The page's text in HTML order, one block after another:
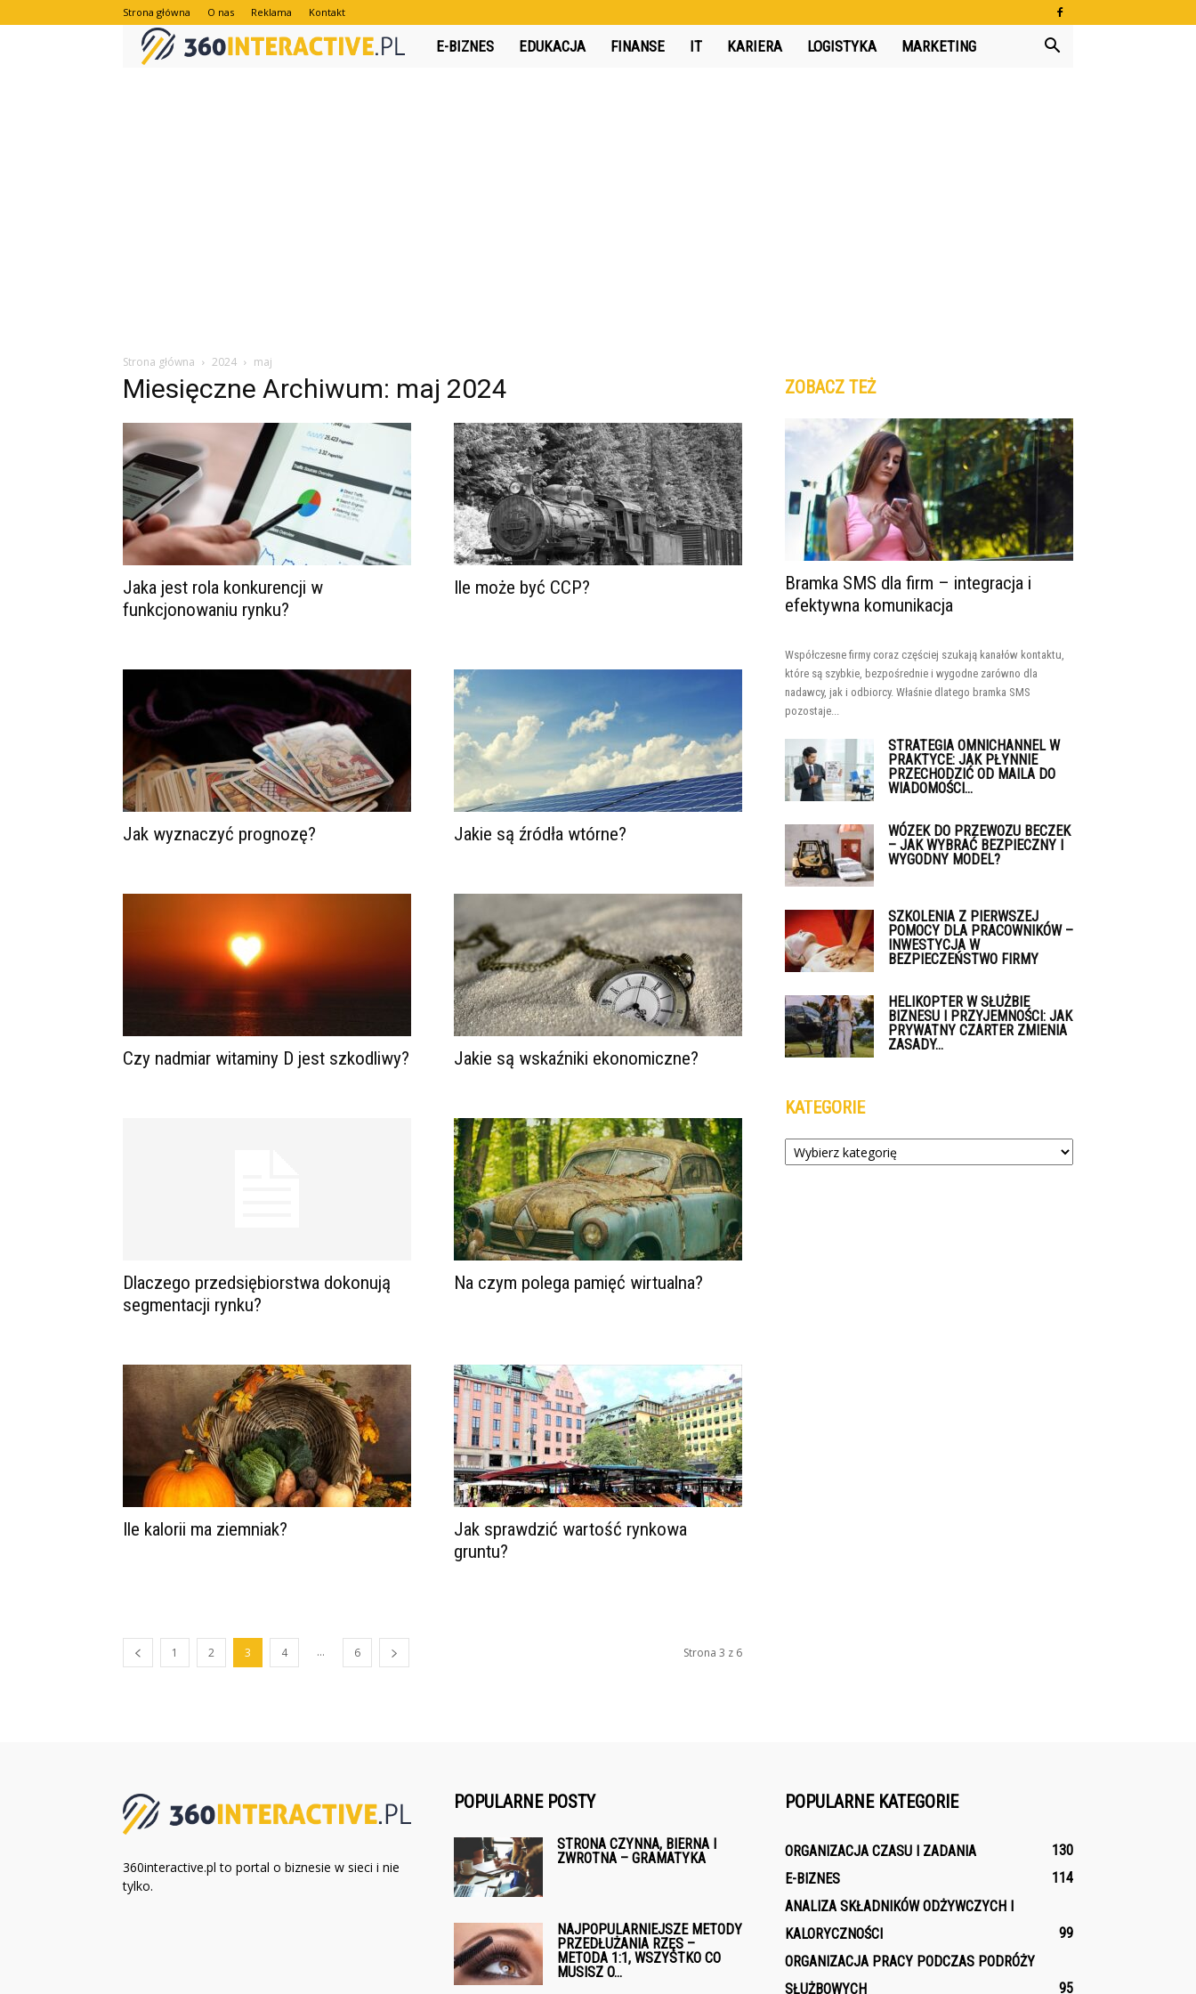
Strona główna O nas Reklama Kontakt
360interactive.pl
E-BIZNES EDUKACJA FINANSE IT KARIERA LOGISTYKA MARKETING
Strona główna 2024 maj
Miesięczne Archiwum: maj 2024
Jaka jest rola konkurencji w
funkcjonowaniu rynku?
Ile może być CCP?
Jak wyznaczyć prognozę? Jakie są źródła wtórne?
Czy nadmiar witaminy D jest szkodliwy? Jakie są wskaźniki ekonomiczne?
Dlaczego przedsiębiorstwa dokonują
segmentacji rynku?
Na czym polega pamięć wirtualna?
Ile kalorii ma ziemniak?
Jak sprawdzić wartość rynkowa
gruntu?
1 2 3 4 ... 6 Strona 3 z 6
ZOBACZ TEŻ
Bramka SMS dla firm – integracja i
efektywna komunikacja
Współczesne firmy coraz częściej szukają kanałów kontaktu,
które są szybkie, bezpośrednie i wygodne zarówno dla
nadawcy, jak i odbiorcy. Właśnie dlatego bramka SMS
pozostaje...
STRATEGIA OMNICHANNEL W
PRAKTYCE: JAK PŁYNNIE
PRZECHODZIĆ OD MAILA DO
WIADOMOŚCI...
WÓZEK DO PRZEWOZU BECZEK
– JAK WYBRAĆ BEZPIECZNY I
WYGODNY MODEL?
SZKOLENIA Z PIERWSZEJ
POMOCY DLA PRACOWNIKÓW –
INWESTYCJA W
BEZPIECZEŃSTWO FIRMY
HELIKOPTER W SŁUŻBIE
BIZNESU I PRZYJEMNOŚCI: JAK
PRYWATNY CZARTER ZMIENIA
ZASADY...
KATEGORIE
Kategorie
360interactive.pl to portal o biznesie w sieci i nie
tylko.
POPULARNE POSTY
STRONA CZYNNA, BIERNA I
ZWROTNA – GRAMATYKA
NAJPOPULARNIEJSZE METODY
PRZEDŁUŻANIA RZĘS –
METODA 1:1, WSZYSTKO CO
MUSISZ O...
POPULARNE KATEGORIE
ORGANIZACJA CZASU I ZADANIA
130
E-BIZNES
114
ANALIZA SKŁADNIKÓW ODŻYWCZYCH I
KALORYCZNOŚCI
99
ORGANIZACJA PRACY PODCZAS PODRÓŻY
SŁUŻBOWYCH
95